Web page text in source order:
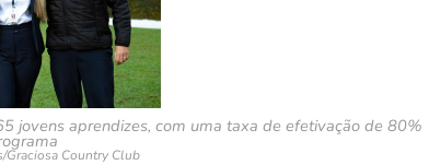
jovens aprendizes, com uma taxa de efetivação de 80%
Graciosa Country Club